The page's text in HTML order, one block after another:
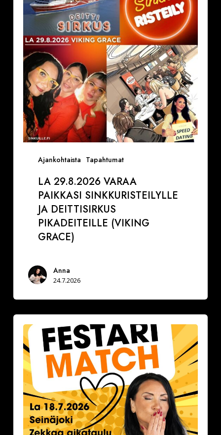
Ajankohtaista Tapahtumat
paikkasi
Sinkkuristeilylle
Deittisirkus
pikadeiteille
(Viking
Grace)
LA 29.8.2026 VARAA
PAIKKASI SINKKURISTEILYLLE
JA DEITTISIRKUS
PIKADEITEILLE (VIKING
GRACE)
Anna
24.7.2026
Deittisirkus
18.7.2026,
klo
16.30-
17.30
VAUHTIAJOT